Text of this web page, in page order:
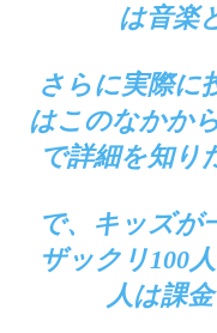
は音楽
さらに実際に
はこのなかか
で詳細を知り
で、キッズが
ザックリ100
人は課